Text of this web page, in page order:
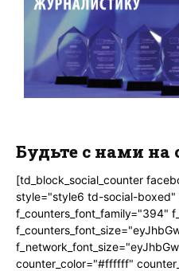
Будьте с нами на
[td_block_social_counter
style="style6 td-social-boxed"
f_counters_font_family="394"
counter_color="#ffffff"